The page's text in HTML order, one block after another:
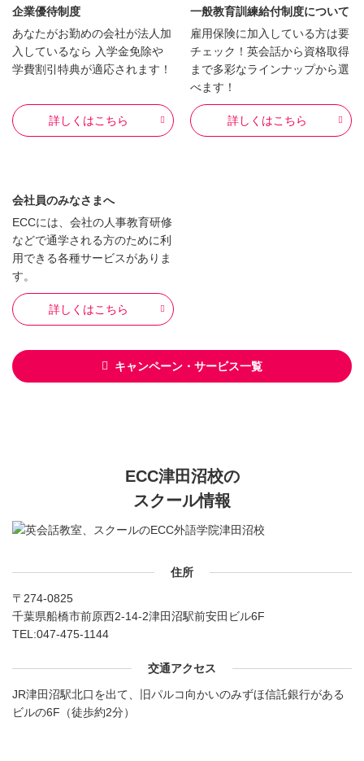
企業優待制度
あなたがお勤めの会社が法人加
入しているなら 入学金免除や
学費割引特典が適応されます！
詳しくはこちら
一般教育訓練給付制度について
雇用保険に加入している方は要
チェック！英会話から資格取得
まで多彩なラインナップから選
べます！
詳しくはこちら
会社員のみなさまへ
ECCには、会社の人事教育研修
などで通学される方のために利
用できる各種サービスがありま
す。
詳しくはこちら
キャンペーン・サービス一覧
ECC津田沼校の
スクール情報
住所
〒274-0825
千葉県船橋市前原西2-14-2津田沼駅前安田ビル6F
TEL:047-475-1144
交通アクセス
JR津田沼駅北口を出て、旧パルコ向かいのみずほ信託銀行がある
ビルの6F（徒歩約2分）